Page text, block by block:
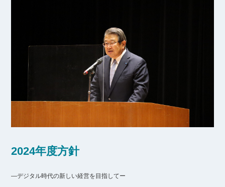
2024年度方針
―デジタル時代の新しい経営を目指してー